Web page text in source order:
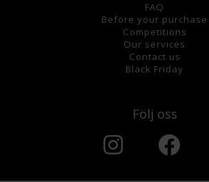
FAQ
Before your purchase
Competitions
Our services
Contact us
Black Friday
Följ oss